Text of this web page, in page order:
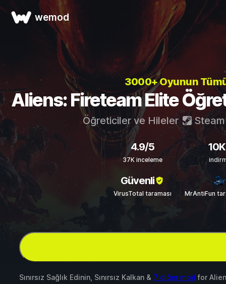
wemod
3000+ Oyunun
Aliens: Fireteam Elite
Öğreticiler ve Hileler Steam
4.9/5
37K inceleme
Güvenli
VirusTotal taraması MrAntiFun
Sınırsız Sağlık Edinin, Sınırsız Kalkan & 7 diğer mod for